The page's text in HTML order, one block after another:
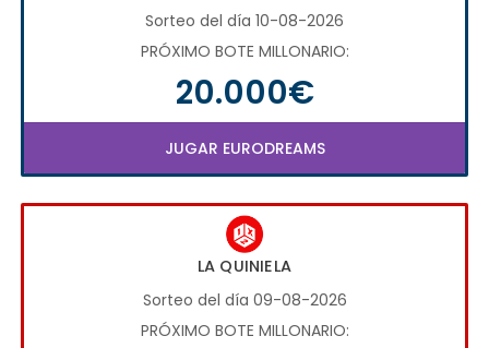
Sorteo del día 10-08-2026
PRÓXIMO BOTE MILLONARIO:
20.000€
JUGAR EURODREAMS
LA QUINIELA
Sorteo del día 09-08-2026
PRÓXIMO BOTE MILLONARIO: